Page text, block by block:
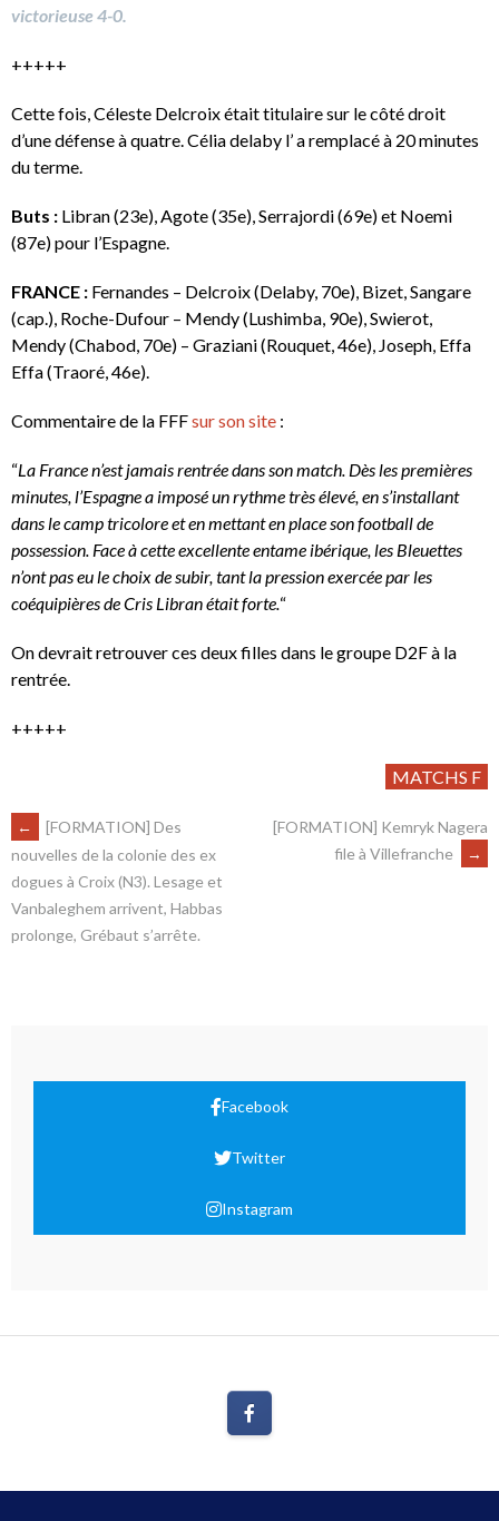
victorieuse 4-0.
+++++
Cette fois, Céleste Delcroix était titulaire sur le côté droit
d’une défense à quatre. Célia delaby l’ a remplacé à 20 minutes
du terme.
Buts : Libran (23e), Agote (35e), Serrajordi (69e) et Noemi
(87e) pour l’Espagne.
FRANCE : Fernandes – Delcroix (Delaby, 70e), Bizet, Sangare
(cap.), Roche-Dufour – Mendy (Lushimba, 90e), Swierot,
Mendy (Chabod, 70e) – Graziani (Rouquet, 46e), Joseph, Effa
Effa (Traoré, 46e).
Commentaire de la FFFsur son site :
“La France n’est jamais rentrée dans son match. Dès les premières
minutes, l’Espagne a imposé un rythme très élevé, en s’installant
dans le camp tricolore et en mettant en place son football de
possession. Face à cette excellente entame ibérique, les Bleuettes
n’ont pas eu le choix de subir, tant la pression exercée par les
coéquipières de Cris Libran était forte.“
On devrait retrouver ces deux filles dans le groupe D2F à la
rentrée.
+++++
MATCHS F
←
[FORMATION] Des
nouvelles de la colonie des ex
dogues à Croix (N3). Lesage et
Vanbaleghem arrivent, Habbas
prolonge, Grébaut s’arrête.
[FORMATION] Kemryk Nagera
file à Villefranche
→
Facebook
Twitter
Instagram